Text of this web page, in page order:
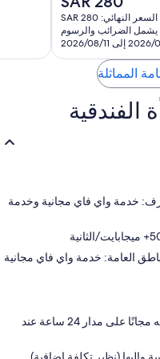
عميق
يوميًا، ومكاتب
الحالي
هو
SAR
280
السعر النهائي: SAR 280
يشمل الضرائب والرسوم
المماثلة
الفندقية
خدمة واي فاي مجانية وخدمة
العامة: خدمة واي فاي مجانية
حافلة للتوصيل من المطار وإليه مجانًا على مدار 24 ساعة عند